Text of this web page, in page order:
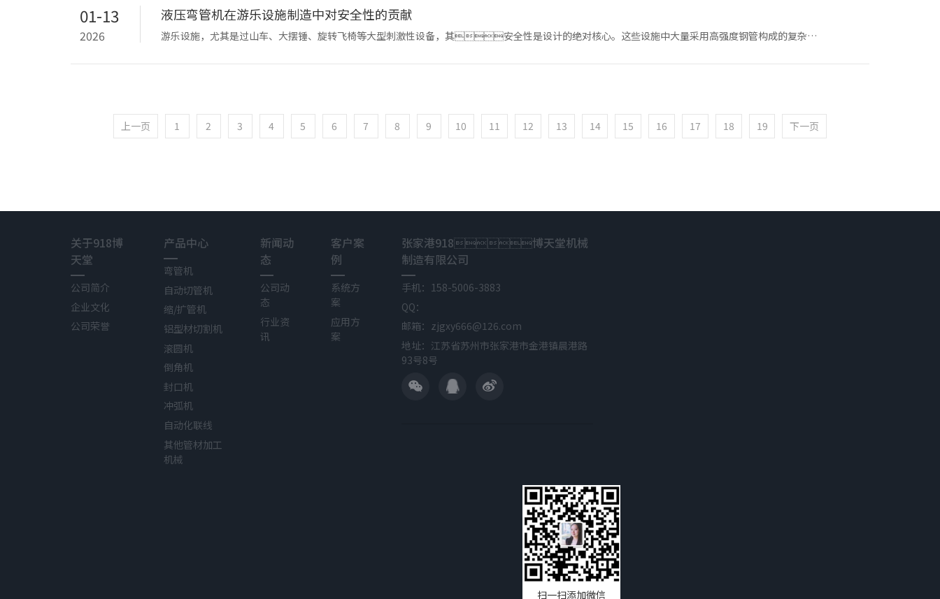
01-13
2026
液压弯管机在游乐设施制造中对安全性的贡献
游乐设施，尤其是过山车、大摆锤、旋转飞椅等大型刺激性设备，其安全性是设计的绝对核心。这些设施中大量采用高强度钢管构成的复杂立
上一页 1 2 3 4 5 6 7 8 9 10 11 12 13 14 15 16 17 18 19 下一页
关于918博
天堂
公司简介
企业文化
公司荣誉
产品中心
弯管机
自动切管机
缩/扩管机
铝型材切割机
滚圆机
倒角机
封口机
冲弧机
自动化联线
其他管材加工
机械
新闻动
态
公司动
态
行业资
讯
客户案
例
系统方
案
应用方
案
张家港918博天堂机械
制造有限公司
手机：158-5006-3883
QQ：
邮箱：zjgxy666@126.com
地址：江苏省苏州市张家港市金港镇晨港路
93号8号
扫一扫添加微信